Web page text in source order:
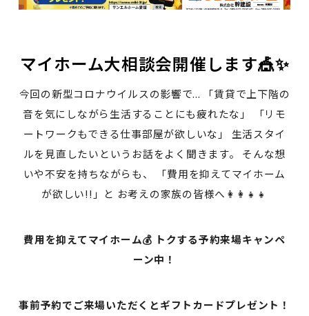
マイホーム大相談会開催します🎪✨
今回の新型コロナウイルスの影響で... 「賃貸で上下階の
音を気にしながら生活することにも疲れたな」 「リモ
ートワークもできる仕事部屋が欲しいな」 生活スタイ
ルを見直したいというお話をよく聞きます。 そんな想
いや不安を持ちながらも、 「費用を抑えてマイホーム
が欲しい!!」と お考えの家族の皆様へ👩‍👩‍👧‍👧
費用を抑えてマイホーム💰 トクする予約来場キャンペ
ーン中！
事前予約でご来場いただくとギフトカードプレゼント！